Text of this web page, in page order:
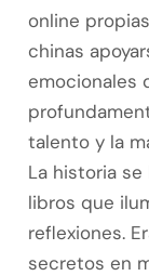
online​
chinas
emocionales
talento y la
La historia se
libros que
reflexiones.
secretos en